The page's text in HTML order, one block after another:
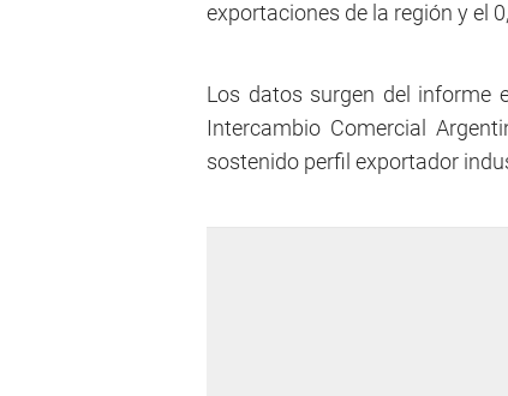
exportaciones de la región y el
Los datos surgen del informe
Intercambio Comercial
sostenido perfil exportador